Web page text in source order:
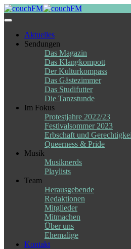
Skip
to
Aktuelles
Sendungen
Das Magazin
Das Klangkompott
Der Kulturkompass
Das Gästezimmer
Das Studifutter
Die Tanzstunde
Im Fokus
Protestjahre 2022/23
Festivalsommer 2023
Erbschaft und
Queerness & Pride
Musik
Musiknerds
Playlists
Team
Herausgebende
Redaktionen
Mitglieder
Mitmachen
Über uns
Ehemalige
Kontakt